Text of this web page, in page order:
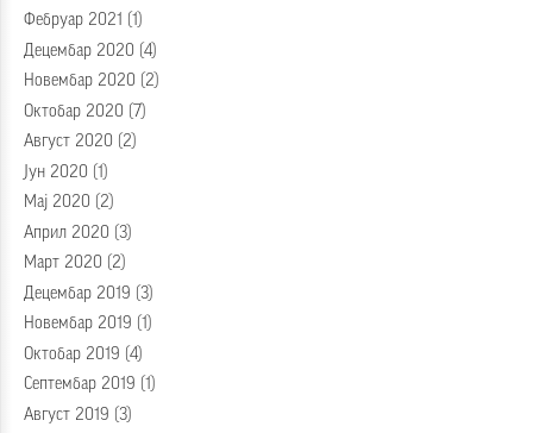
Фебруар 2021
(1)
Децембар 2020 (4)
Новембар 2020 (2)
Октобар 2020 (7)
Август 2020 (2)
Јун 2020 (1)
Мај 2020 (2)
Април 2020 (3)
Март 2020 (2)
Децембар 2019 (3)
Новембар 2019 (1)
Октобар 2019 (4)
Септембар 2019 (1)
Август 2019 (3)